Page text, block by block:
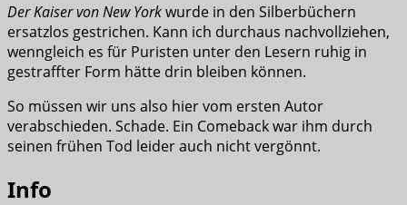
Der Kaiser von New Yorkwurde in den Silberbüchern
ersatzlos gestrichen. Kann ich durchaus nachvollziehen,
wenngleich es für Puristen unter den Lesern ruhig in
gestraffter Form hätte drin bleiben können.
So müssen wir uns also hier vom ersten Autor
verabschieden. Schade. Ein Comeback war ihm durch
seinen frühen Tod leider auch nicht vergönnt.
Info